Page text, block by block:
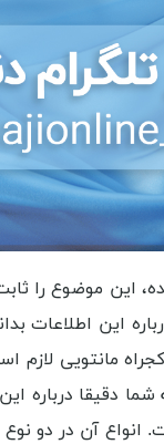
این موضوع را
این
مانتویی
دقیقا درباره
انواع آن در